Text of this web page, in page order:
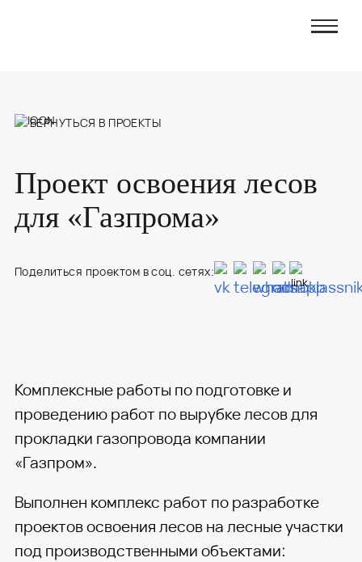
ВЕРНУТЬСЯ В ПРОЕКТЫ
Проект освоения лесов
для «Газпрома»
Поделиться проектом в соц. сетях:
Комплексные работы по подготовке и
проведению работ по вырубке лесов для
прокладки газопровода компании
«Газпром».
Выполнен комплекс работ по разработке
проектов освоения лесов на лесные участки
под производственными объектами: